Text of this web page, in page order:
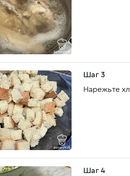
Шаг 3
Нарежьте
Шаг 4